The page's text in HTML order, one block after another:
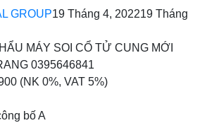
GROUP19 Tháng 4, 202219 Tháng
MÁY SOI CỔ TỬ CUNG MỚI
0395646841
(NK 0%, VAT 5%)
bố A